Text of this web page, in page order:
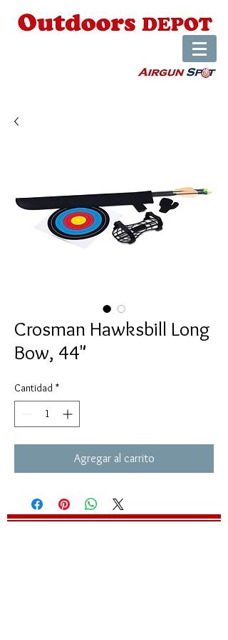
Crosman Hawksbill Long
Bow, 44"
Cantidad *
Agregar al carrito